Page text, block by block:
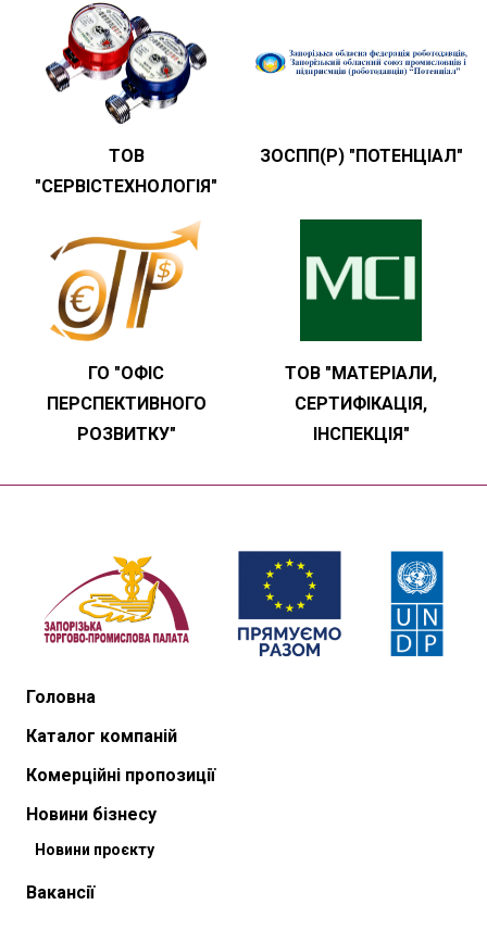
ТОВ
"СЕРВІСТЕХНОЛОГІЯ"
ЗОСПП(Р) "ПОТЕНЦІАЛ"
ГО "ОФІС
ПЕРСПЕКТИВНОГО
РОЗВИТКУ"
ТОВ "МАТЕРІАЛИ,
СЕРТИФІКАЦІЯ,
ІНСПЕКЦІЯ"
Головна
Каталог компаній
Комерційні пропозиції
Новини бізнесу
Новини проєкту
Вакансії